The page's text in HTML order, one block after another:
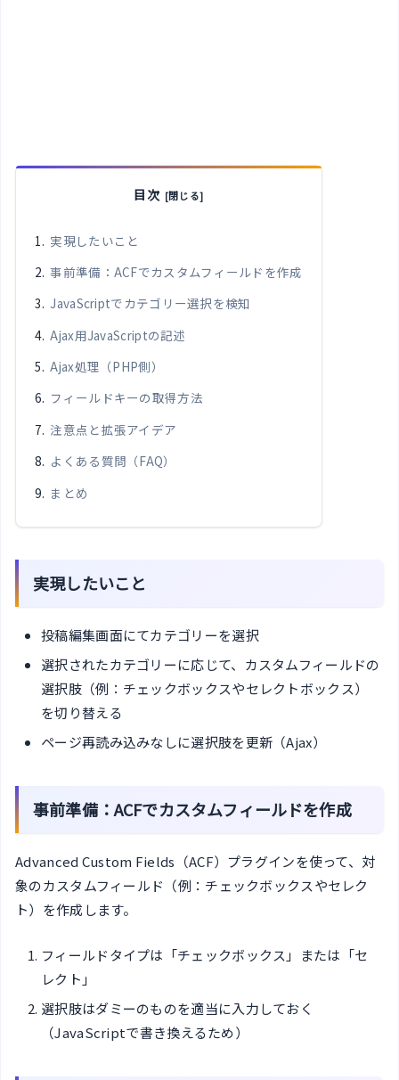
目次
実現したいこと
事前準備：ACFでカスタムフィールドを作成
JavaScriptでカテゴリー選択を検知
Ajax用JavaScriptの記述
Ajax処理（PHP側）
フィールドキーの取得方法
注意点と拡張アイデア
よくある質問（FAQ）
まとめ
実現したいこと
投稿編集画面にてカテゴリーを選択
選択されたカテゴリーに応じて、カスタムフィールドの
選択肢（例：チェックボックスやセレクトボックス）
を切り替える
ページ再読み込みなしに選択肢を更新（Ajax）
事前準備：ACFでカスタムフィールドを作成
Advanced Custom Fields（ACF）プラグインを使って、対
象のカスタムフィールド（例：チェックボックスやセレク
ト）を作成します。
フィールドタイプは「チェックボックス」または「セ
レクト」
選択肢はダミーのものを適当に入力しておく
（JavaScriptで書き換えるため）